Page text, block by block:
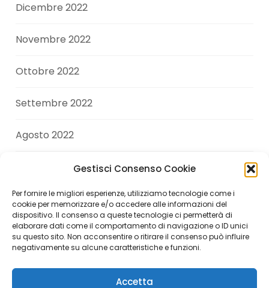
Gestisci Consenso Cookie
Per fornire le migliori esperienze, utilizziamo tecnologie come i
cookie per memorizzare e/o accedere alle informazioni del
dispositivo. Il consenso a queste tecnologie ci permetterà di
elaborare dati come il comportamento di navigazione o ID unici
su questo sito. Non acconsentire o ritirare il consenso può influire
negativamente su alcune caratteristiche e funzioni.
Accetta
Dicembre 2022
Novembre 2022
Ottobre 2022
Settembre 2022
Agosto 2022
Giugno 2022
Aprile 2022